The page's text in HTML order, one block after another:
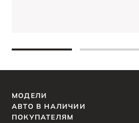
МОДЕЛИ
АВТО В НАЛИЧИИ
ПОКУПАТЕЛЯМ